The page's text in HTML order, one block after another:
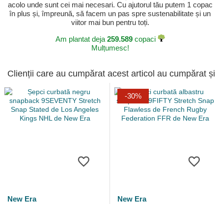
acolo unde sunt cei mai necesari. Cu ajutorul tău putem 1 copac
în plus și, împreună, să facem un pas spre sustenabilitate și un
viitor mai bun pentru toți.
Am plantat deja 259.589copaci
Mulțumesc!
Clienții care au cumpărat acest articol au cumpărat și
New Era
-30%
New Era